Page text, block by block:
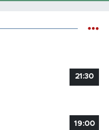
21:30
19:00